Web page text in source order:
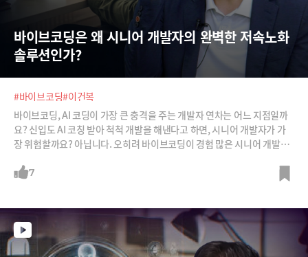
바이브코딩은 왜 시니어 개발자의 완벽한 저속노화
솔루션인가?
#바이브코딩#이건복
바이브코딩, AI 코딩이 가장 큰 충격을 주는 개발자 연차는 어느 지점일까
요? 신입도 AI 코칭 받아 척척 개발을 해낸다고 하면, 시니어 개발자가 가
장 위험할까요? 아닙니다. 오히려 바이브코딩이 경험 많은 시니어 개발자
오래 일할 수 있게 하는 ‘저속 노화’ 솔루션이 된다고 하죠. 그럼 반대로 신
딩이 쉬워지고 앱을 만드는 과정이 쉬워진다고 해서, 개발자를 줄이지 않
는다는 것이죠. 대신 더 많은 앱, 더 많은 서비스를 만들 기회가 왔다고 합
니다.
7